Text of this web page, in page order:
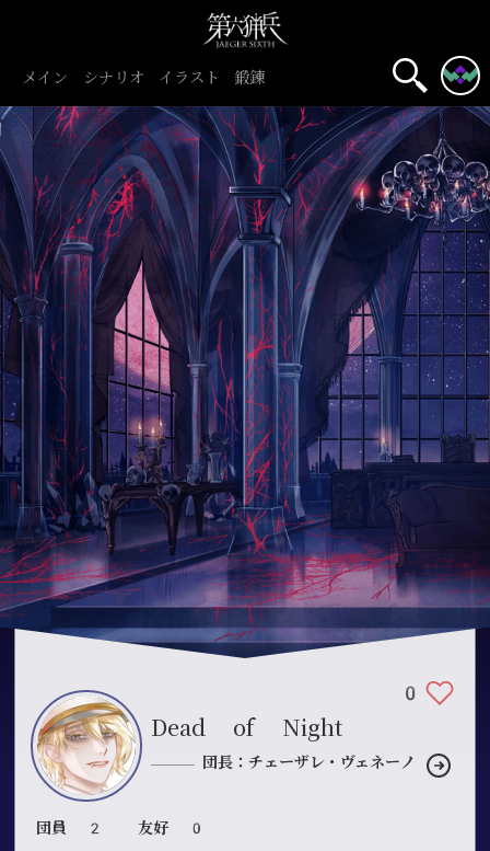
メイン シナリオ イラスト 鍛錬
初心者旅団
団員募集中
0
Dead of Night
団長：チェーザレ・ヴェネーノ
団員 2 友好 0